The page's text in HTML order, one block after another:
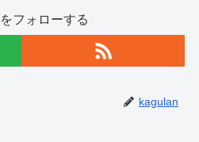
フォローする
kagulan